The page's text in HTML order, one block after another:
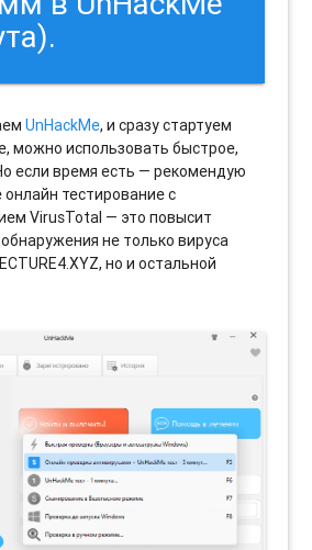
UnHackMe, и сразу стартуем
можно использовать быстрое,
если время есть — рекомендую
тестирование с
VirusTotal — это повысит
не только вируса
но и остальной